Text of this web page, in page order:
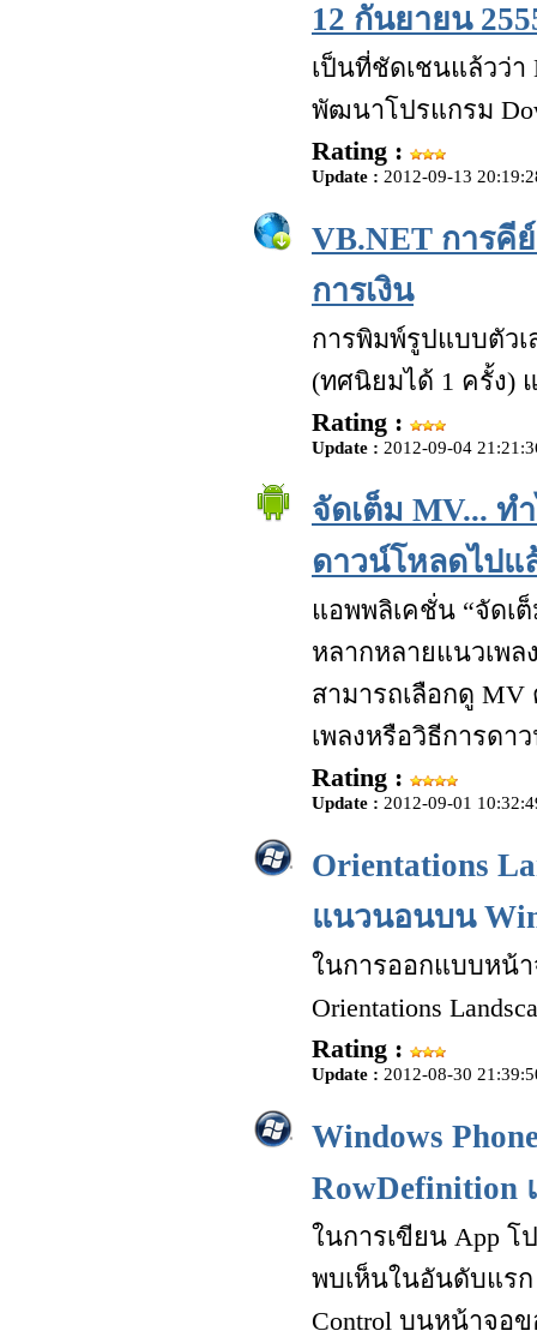
12 กันยายน
เป็นที่ชัดเชนแล้วว่า
พัฒนาโปรแกรม
Rating :
Update : 2012-09-13
VB.NET การคี
การเงิน
การพิมพ์รูปแบบตัวเ
(ทศนิยมได้ 1 ครั้ง) แ
Rating :
Update : 2012-09-04
จัดเต็ม MV... ท
ดาวน์โหลดไปแ
แอพพลิเคชั่น “จัดเ
หลากหลายแนวเพล
สามารถเลือกดู
เพลงหรือวิธีการดา
Rating :
Update : 2012-09-01
Orientations
แนวนอนบน
ในการออกแบบหน้า
Orientations
Rating :
Update : 2012-08-30
Windows
RowDefinition
ในการเขียน App โ
พบเห็นในอันดับแรก
Control บนหน้าจอข